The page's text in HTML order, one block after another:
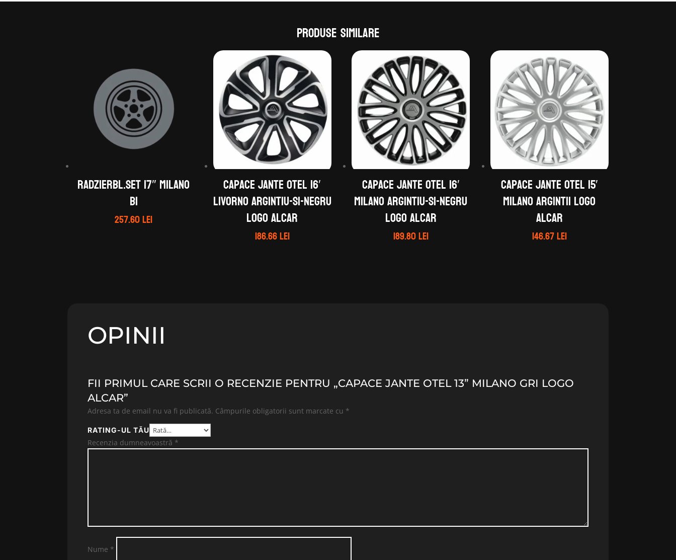
Produse similare
Radzierbl.Set 17″ Milano
BI
257.60lei
Capace jante otel 16′
Livorno argintiu-si-negru
logo Alcar
186.66lei
Capace jante otel 16′
MILANO argintiu-si-negru
logo ALCAR
189.80lei
Capace jante otel 15′
MILANO argintii logo
ALCAR
146.67lei
OPINII
FII PRIMUL CARE SCRII O RECENZIE PENTRU „CAPACE JANTE OTEL 13” MILANO GRI LOGO
ALCAR”
Adresa ta de email nu va fi publicată. Câmpurile obligatorii sunt marcate cu *
RATING-UL TĂU
Recenzia dumneavoastră *
Nume *